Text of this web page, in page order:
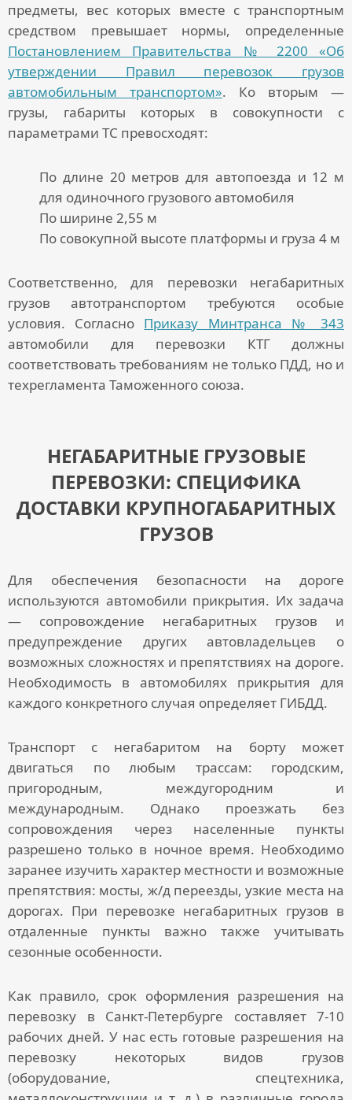
предметы, вес которых вместе с транспортным
средством превышает нормы, определенные
Постановлением Правительства № 2200 «Об
утверждении Правил перевозок грузов
автомобильным транспортом». Ко вторым —
грузы, габариты которых в совокупности с
параметрами ТС превосходят:
По длине 20 метров для автопоезда и 12 м
для одиночного грузового автомобиля
По ширине 2,55 м
По совокупной высоте платформы и груза 4 м
Соответственно, для перевозки негабаритных
грузов автотранспортом требуются особые
условия. Согласно Приказу Минтранса № 343
автомобили для перевозки КТГ должны
соответствовать требованиям не только ПДД, но и
техрегламента Таможенного союза.
НЕГАБАРИТНЫЕ ГРУЗОВЫЕ
ПЕРЕВОЗКИ: СПЕЦИФИКА
ДОСТАВКИ КРУПНОГАБАРИТНЫХ
ГРУЗОВ
Для обеспечения безопасности на дороге
используются автомобили прикрытия. Их задача
— сопровождение негабаритных грузов и
предупреждение других автовладельцев о
возможных сложностях и препятствиях на дороге.
Необходимость в автомобилях прикрытия для
каждого конкретного случая определяет ГИБДД.
Транспорт с негабаритом на борту может
двигаться по любым трассам: городским,
пригородным, междугородним и
международным. Однако проезжать без
сопровождения через населенные пункты
разрешено только в ночное время. Необходимо
заранее изучить характер местности и возможные
препятствия: мосты, ж/д переезды, узкие места на
дорогах. При перевозке негабаритных грузов в
отдаленные пункты важно также учитывать
сезонные особенности.
Как правило, срок оформления разрешения на
перевозку в Санкт-Петербурге составляет 7-10
рабочих дней. У нас есть готовые разрешения на
перевозку некоторых видов грузов
(оборудование, спецтехника,